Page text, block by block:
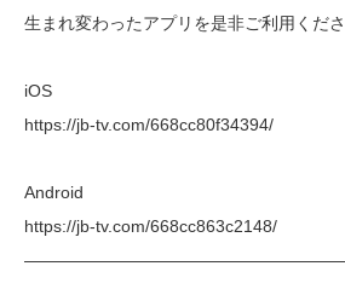
生まれ変わったアプリを是非ご利用くだ
iOS
https://jb-tv.com/668cc80f34394/
Android
https://jb-tv.com/668cc863c2148/